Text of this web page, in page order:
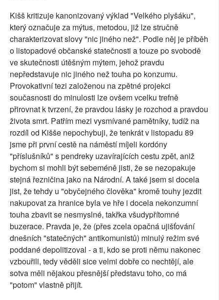
Kišš kritizuje kanonizovaný výklad "Velkého plyšáku",
který označuje za mýtus, metodou, již lze stručně
charakterizovat slovy "nic jiného než". Podle něj je příběh
o listopadové občanské statečnosti a touze po svobodě
ve skutečnosti útěšným mýtem, jehož pravdu
nepředstavuje nic jiného než touha po konzumu.
Provokativní tezi založenou na zpětné projekci
současnosti do minulosti lze ovšem vcelku trefně
přirovnat k tvrzení, že pravdou lásky je rozchod a pravdou
života smrt. Patřím mezi vysmívané pamětníky, tudíž na
rozdíl od Kišše nepochybuji, že tenkrát v listopadu 89
jsme při první cestě na náměstí míjeli kordóny
"příslušníků" s pendreky uzavírajících cestu zpět, aniž
bychom si mohli být sebeméně jisti, že se nezopakuje
stejná řezničina jako na Národní. A také jsem si docela
jist, že tehdy u "obyčejného člověka" kromě touhy jezdit
nakupovat za hranice byla ve hře i docela nekonzumní
touha zbavit se nesmyslné, takřka všudypřítomné
buzerace. Pravda je, že (přes zcela opačná ujišťování
dnešních "statečných" antikomunistů) minulý režim své
poddané depolitizoval - a ti, kdo se proti němu nakonec
vzbouřili, tedy věděli sice velmi dobře co nechtějí, ale
sotva měli nějakou přesnější představu toho, co má
"potom" vlastně přijít.